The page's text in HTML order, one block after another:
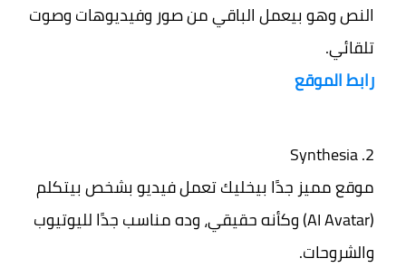
النص وهو بيعمل الباقي من صور وفيديوهات وصوت
تلقائي.
رابط الموقع
Synthesia
موقع مميز جدًا بيخليك تعمل فيديو بشخص بيتكلم
(AI Avatar) وكأنه حقيقي، وده مناسب جدًا لليوتيوب
والشروحات.